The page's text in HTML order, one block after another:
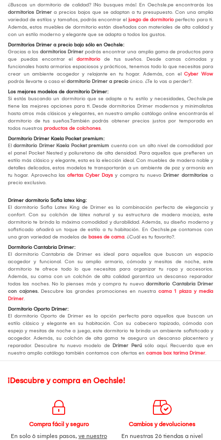
¿Buscas un dormitorio de calidad? ¡No busques más! En Oechsle.pe encontrarás los
dormitorios Drimer a precios bajos que se adaptan a tu presupuesto. Con una amplia
variedad de estilos y tamaños, podrás encontrar el juego de dormitorio perfecto para ti.
Además, estos muebles de dormitorio están diseñados con materiales de alta calidad y
con un estilo moderno y elegante que se adapta a todos los gustos.
Dormitorios Drimer a precio bajo sólo en Oechsle:
Gracias a los dormitorios Drimer podrás encontrar una amplia gama de productos para
que puedas encontrar el dormitorio de tus sueños. Desde camas cómodas y
funcionales hasta armarios espaciosos y prácticos, tenemos todo lo que necesitas para
crear un ambiente acogedor y relajante en tu hogar. Además, con el Cyber Wow
podrás llevarte a casa el dormitorio Drimer a precio único. ¿Te lo vas a perder?.
Los mejores modelos de dormitorio Drimer:
Si estás buscando un dormitorio que se adapte a tu estilo y necesidades, Oechsle.pe
tiene las mejores opciones para ti. Desde dormitorios Drimer modernos y minimalistas
hasta otros más clásicos y elegantes, en nuestro amplio catálogo online encontrarás el
dormitorio de tus sueños.También podrás obtener precios justos por temporada en
todos nuestros productos de colchones.
Dormitorio Drimer Kaela Pocket premium:
El dormitorio Drimer Kaela Pocket premium cuenta con un alto nivel de comodidad por
el panel Pocket Nested y poliuretano de alta densidad. Para aquellos que prefieren un
estilo más clásico y elegante, esta es la elección ideal. Con muebles de madera noble y
detalles delicados, estos modelos te transportarán a un ambiente de paz y armonía en
tu hogar. Aprovecha las ofertas Cyber Days y compra tu nuevo Drimer dormitorios a
precio exclusivo.
Drimer dormitorio Sofia latex king:
El dormitorio Sofia Latex King de Drimer es la combinación perfecta de elegancia y
confort. Con su colchón de látex natural y su estructura de madera maciza, este
dormitorio te brinda la máxima comodidad y durabilidad. Además, su diseño moderno y
sofisticado añadirá un toque de estilo a tu habitación. En Oechsle.pe contamos con
una gran variedad de modelos de bases de cama. ¿Cuál es tu favorito?.
Dormitorio Cantabria Drimer:
El dormitorio Cantabria de Drimer es ideal para aquellos que buscan un espacio
acogedor y funcional. Con su amplio armario, cómoda y mesitas de noche, este
dormitorio te ofrece todo lo que necesitas para organizar tu ropa y accesorios.
Además, su cama con un colchón de alta calidad garantiza un descanso reparador
todas las noches. No lo pienses más y compra tu nuevo dormitorio Cantabria Drimer
con cajones. Descubre las grandes promociones en nuestra cama 1 plaza y media
Drimer.
Dormitorio Oporto Drimer:
El dormitorio Oporto de Drimer es la opción perfecta para aquellos que buscan un
estilo clásico y elegante en su habitación. Con su cabecero tapizado, cómoda con
espejo y mesitas de noche a juego, este dormitorio te brinda un ambiente sofisticado y
acogedor. Además, su colchón de alta gama te asegura un descanso placentero y
reparador. Descubre tu nuevo modelo de Drimer Perú sólo aquí. Recuerda que en
nuestro amplio catálogo también contamos con ofertas en camas box tarima Drimer.
¡Descubre y compra en Oechsle!
Compra fácil y seguro
En solo 6 simples pasos, ve nuestro
Cambios y devoluciones
En nuestras 26 tiendas a nivel